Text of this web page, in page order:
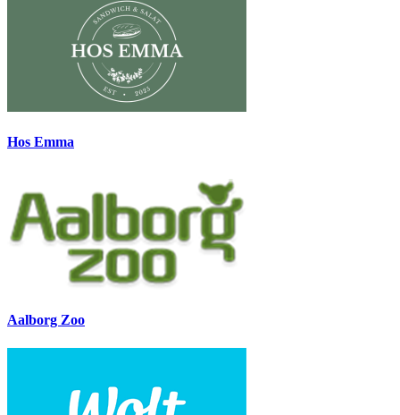
Hos Emma
Aalborg Zoo